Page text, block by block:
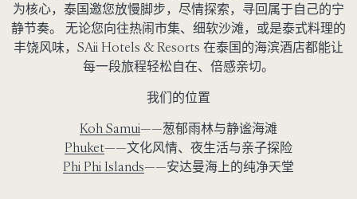
为核心，泰国邀您放慢脚步，尽情探索，寻回属于自己的宁
静节奏。 无论您向往热闹市集、细软沙滩，或是泰式料理的
丰饶风味，SAii Hotels & Resorts 在泰国的海滨酒店都能让
每一段旅程轻松自在、倍感亲切。
我们的位置
Koh Samui——葱郁雨林与静谧海滩
Phuket——文化风情、夜生活与亲子探险
Phi Phi Islands——安达曼海上的纯净天堂